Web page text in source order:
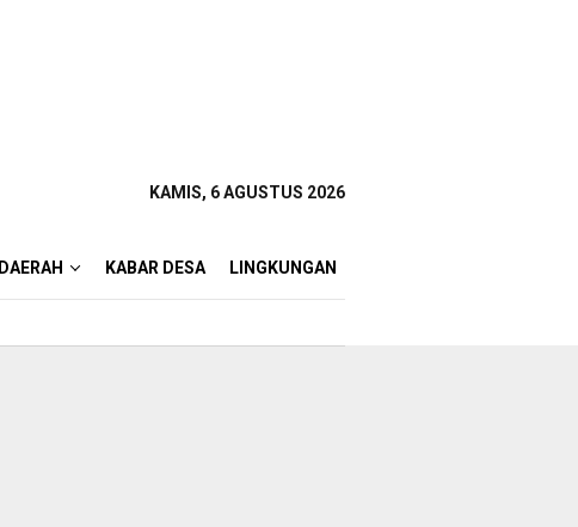
KAMIS, 6 AGUSTUS 2026
DAERAH KABAR DESA LINGKUNGAN